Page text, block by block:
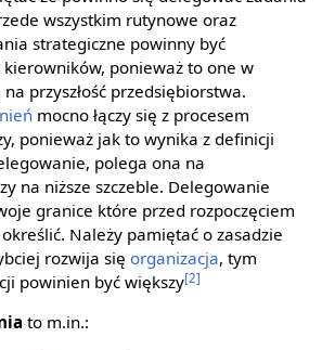
wszystkim rutynowe oraz
strategiczne powinny być
ponieważ to one w
przyszłość przedsiębiorstwa.
mocno łączy się z procesem
ponieważ jak to wynika z definicji
polega ona na
na niższe szczeble. Delegowanie
granice które przed rozpoczęciem
Należy pamiętać o zasadzie
rozwija się organizacja, tym
powinien być większy[2]
to m.in.: